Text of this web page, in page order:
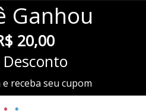
Ganhou
20,00
Desconto
e receba seu cupom